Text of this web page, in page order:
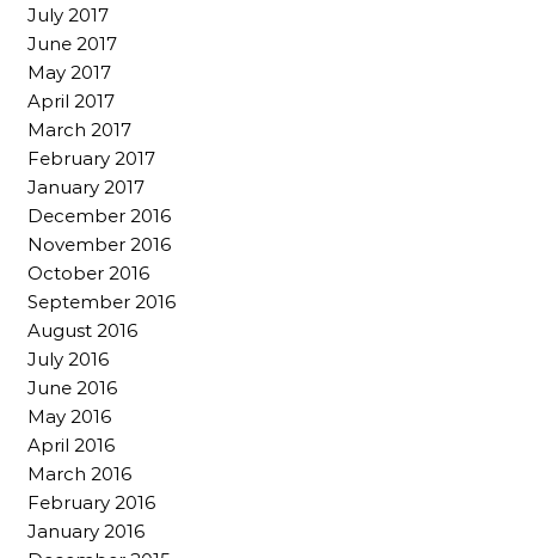
July 2017
June 2017
May 2017
April 2017
March 2017
February 2017
January 2017
December 2016
November 2016
October 2016
September 2016
August 2016
July 2016
June 2016
May 2016
April 2016
March 2016
February 2016
January 2016